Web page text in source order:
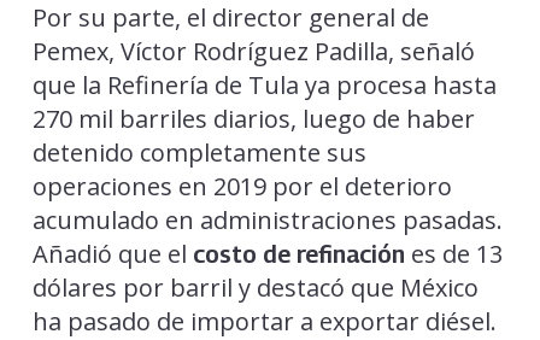
Por su parte, el director general de
Pemex, Víctor Rodríguez Padilla, señaló
que la Refinería de Tula ya procesa hasta
270 mil barriles diarios, luego de haber
detenido completamente sus
operaciones en 2019 por el deterioro
acumulado en administraciones pasadas.
Añadió que el costo de refinación es de 13
dólares por barril y destacó que México
ha pasado de importar a exportar diésel.